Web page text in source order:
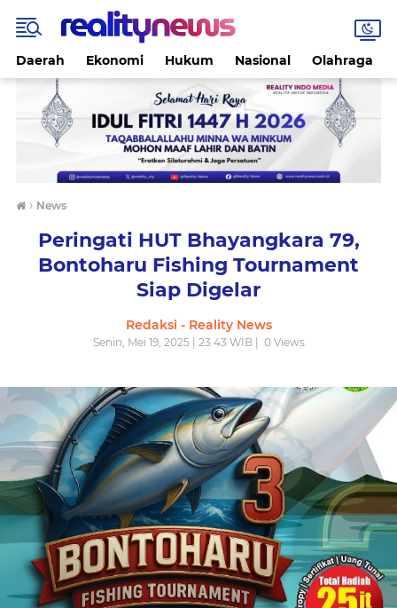
Daerah Ekonomi Hukum Nasional Olahraga
› News
Peringati HUT Bhayangkara 79,
Bontoharu Fishing Tournament
Siap Digelar
Redaksi - Reality News
Senin, Mei 19, 2025 | 23.43 WIB | 0Views